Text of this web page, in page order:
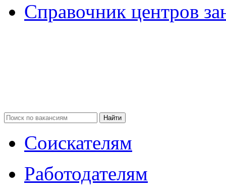
Справочник центров
Соискателям
Работодателям